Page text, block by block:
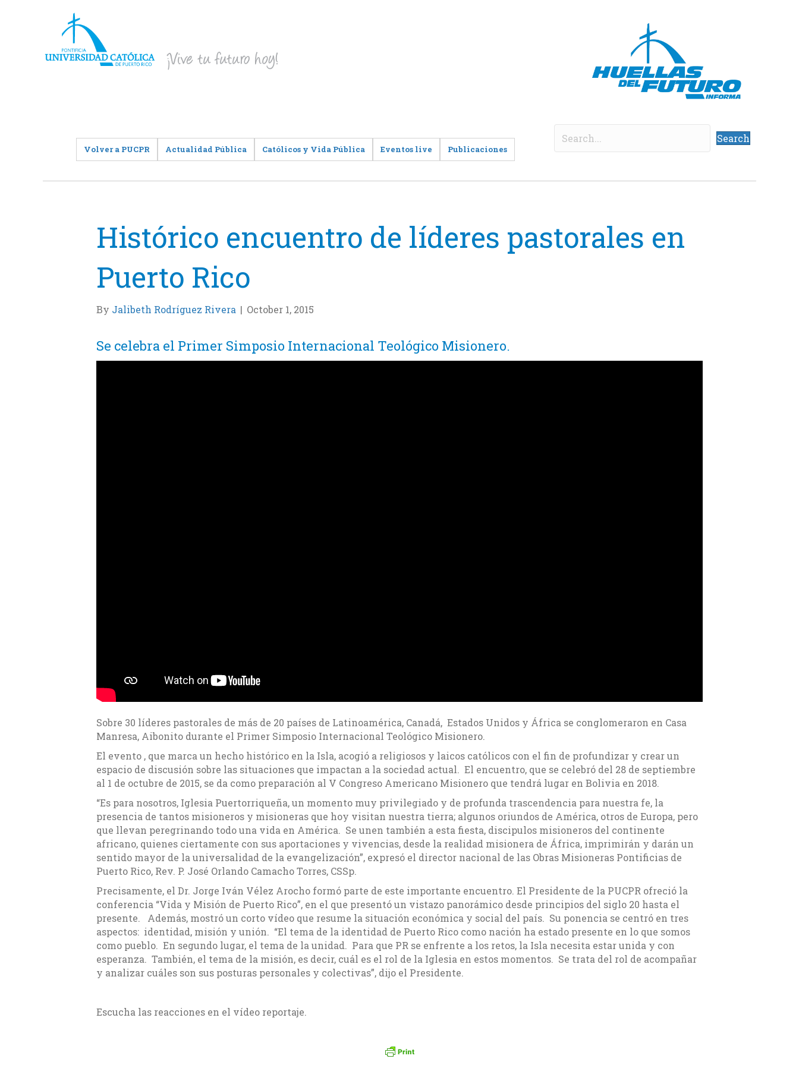
Volver a PUCPR Actualidad Pública Católicos y Vida Pública Eventos live Publicaciones
Search
Histórico encuentro de líderes pastorales en
Puerto Rico
By Jalibeth Rodríguez Rivera | October 1, 2015
Se celebra el Primer Simposio Internacional Teológico Misionero.
Sobre 30 líderes pastorales de más de 20 países de Latinoamérica, Canadá, Estados Unidos y África se conglomeraron en Casa
Manresa, Aibonito durante el Primer Simposio Internacional Teológico Misionero.
El evento , que marca un hecho histórico en la Isla, acogió a religiosos y laicos católicos con el fin de profundizar y crear un
espacio de discusión sobre las situaciones que impactan a la sociedad actual. El encuentro, que se celebró del 28 de septiembre
al 1 de octubre de 2015, se da como preparación al V Congreso Americano Misionero que tendrá lugar en Bolivia en 2018.
“Es para nosotros, Iglesia Puertorriqueña, un momento muy privilegiado y de profunda trascendencia para nuestra fe, la
presencia de tantos misioneros y misioneras que hoy visitan nuestra tierra; algunos oriundos de América, otros de Europa, pero
que llevan peregrinando todo una vida en América. Se unen también a esta fiesta, discipulos misioneros del continente
africano, quienes ciertamente con sus aportaciones y vivencias, desde la realidad misionera de África, imprimirán y darán un
sentido mayor de la universalidad de la evangelización”, expresó el director nacional de las Obras Misioneras Pontificias de
Puerto Rico, Rev. P. José Orlando Camacho Torres, CSSp.
Precisamente, el Dr. Jorge Iván Vélez Arocho formó parte de este importante encuentro. El Presidente de la PUCPR ofreció la
conferencia “Vida y Misión de Puerto Rico”, en el que presentó un vistazo panorámico desde principios del siglo 20 hasta el
presente. Además, mostró un corto vídeo que resume la situación económica y social del país. Su ponencia se centró en tres
aspectos: identidad, misión y unión. “El tema de la identidad de Puerto Rico como nación ha estado presente en lo que somos
como pueblo. En segundo lugar, el tema de la unidad. Para que PR se enfrente a los retos, la Isla necesita estar unida y con
esperanza. También, el tema de la misión, es decir, cuál es el rol de la Iglesia en estos momentos. Se trata del rol de acompañar
y analizar cuáles son sus posturas personales y colectivas”, dijo el Presidente.
Escucha las reacciones en el vídeo reportaje.